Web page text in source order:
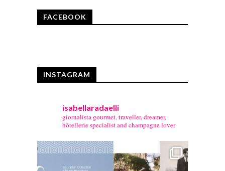
FACEBOOK
INSTAGRAM
isabellaradaelli
giornalista gourmet, traveller, dreamer,
hôtellerie specialist and champagne lover